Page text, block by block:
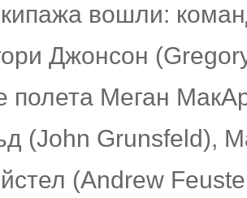
вошли:
Джонсон
полета Меган
(John Grunsfeld),
(Andrew